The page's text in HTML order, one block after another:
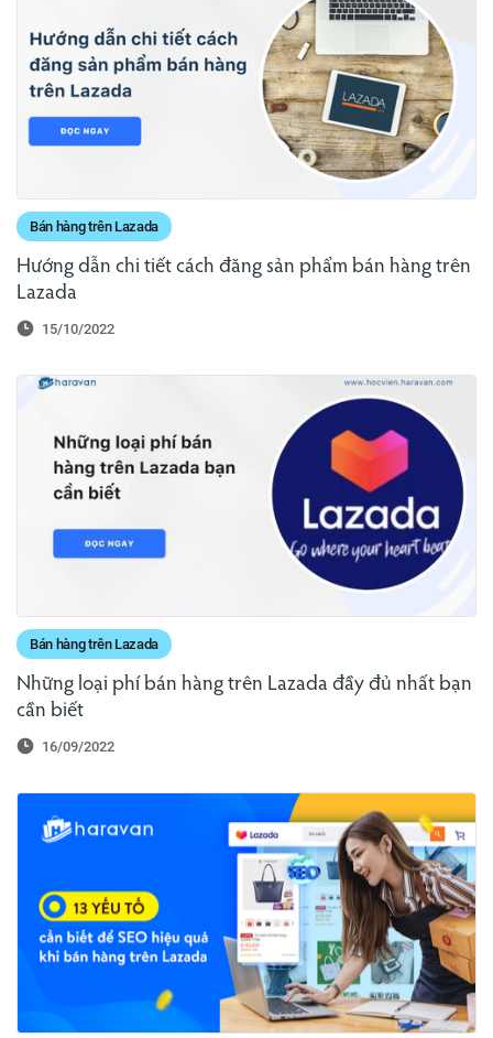
Bán hàng trên Lazada
Hướng dẫn chi tiết cách đăng sản phẩm bán hàng trên
Lazada
15/10/2022
Bán hàng trên Lazada
Những loại phí bán hàng trên Lazada đầy đủ nhất bạn
cần biết
16/09/2022